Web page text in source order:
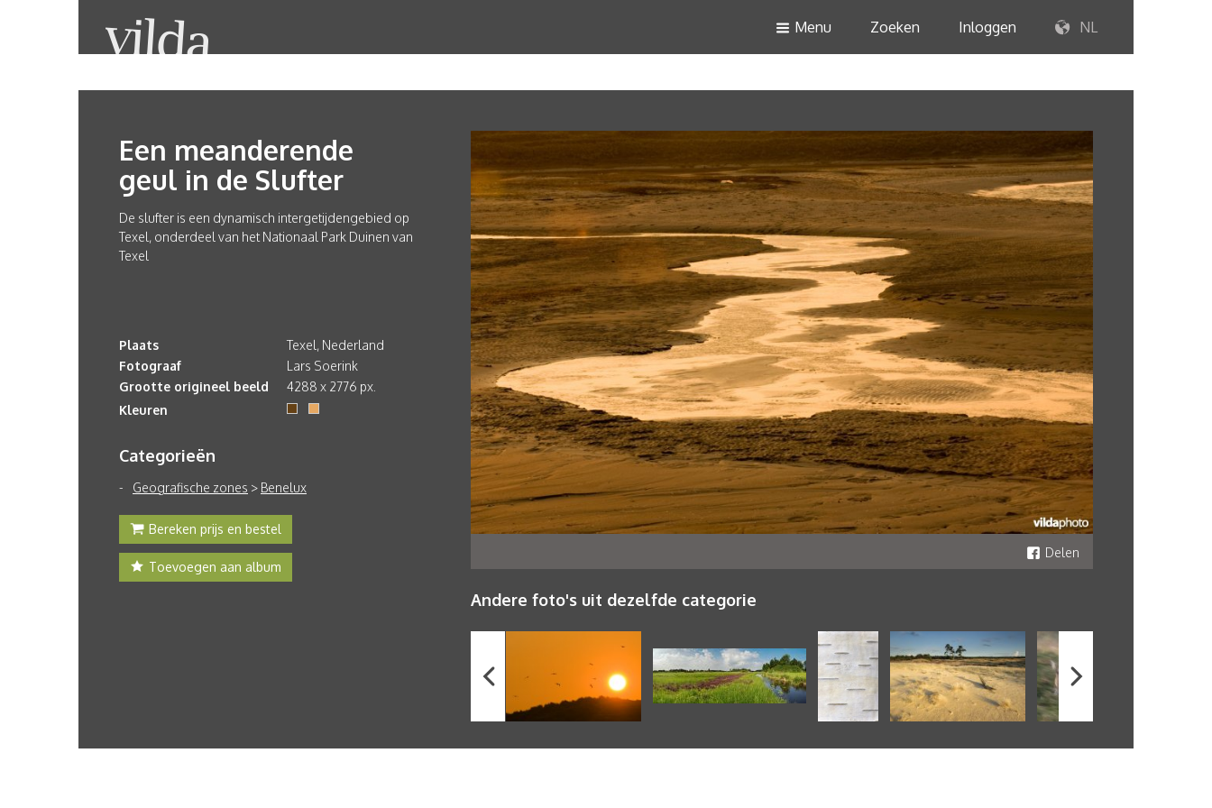
Menu Zoeken Inloggen NL
Een meanderende
geul in de Slufter
De slufter is een dynamisch intergetijdengebied op
Texel, onderdeel van het Nationaal Park Duinen van
Texel
Plaats
Texel, Nederland
Fotograaf
Lars Soerink
Grootte origineel beeld
4288 x 2776 px.
Kleuren
Categorieën
Geografische zones > Benelux
Bereken prijs en bestel
Toevoegen aan album
Delen
Andere foto's uit dezelfde categorie